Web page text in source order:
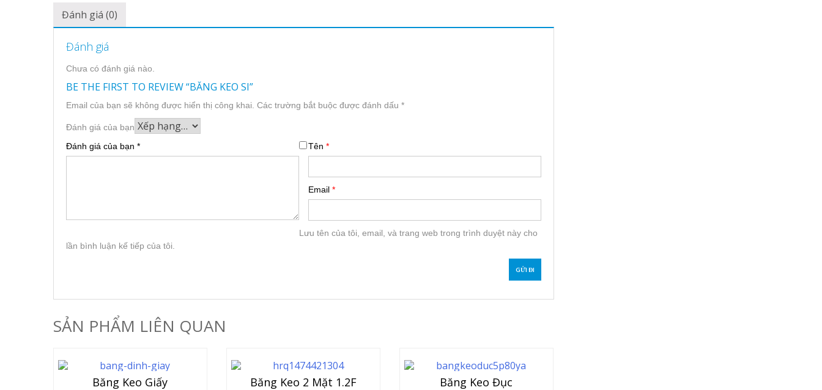
Đánh giá (0)
Đánh giá
Chưa có đánh giá nào.
BE THE FIRST TO REVIEW “BĂNG KEO SI”
Email của bạn sẽ không được hiển thị công khai. Các trường bắt buộc được đánh dấu *
Đánh giá của bạn
Đánh giá của bạn * Tên*
Email*
Lưu tên của tôi, email, và trang web trong trình duyệt này cho
lần bình luận kế tiếp của tôi.
SẢN PHẨM LIÊN QUAN
Băng Keo Giấy Băng Keo 2 Mặt 1.2F Băng Keo Đục